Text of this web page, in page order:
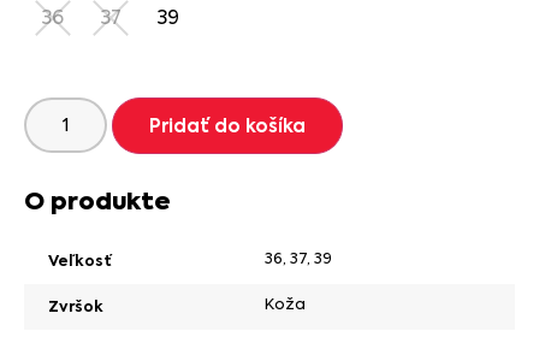
36 37 39
Pridať do košíka
O produkte
Veľkosť 36, 37, 39
Zvršok Koža